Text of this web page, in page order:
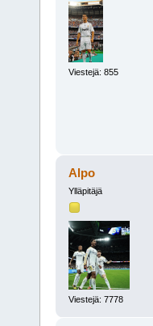
Viestejä: 855
Alpo
Ylläpitäjä
Viestejä: 7778